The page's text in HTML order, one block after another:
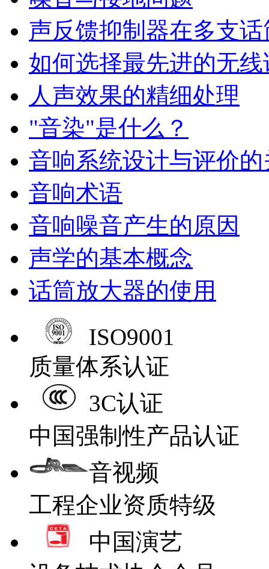
声反馈抑制器在多支
如何选择最先进的无线
人声效果的精细处理
"音染"是什么？
音响系统设计与评价的
音响术语
音响噪音产生的原因
声学的基本概念
话筒放大器的使用
ISO9001
质量体系认证
3C认证
中国强制性产品认证
音视频
工程企业资质特级
中国演艺